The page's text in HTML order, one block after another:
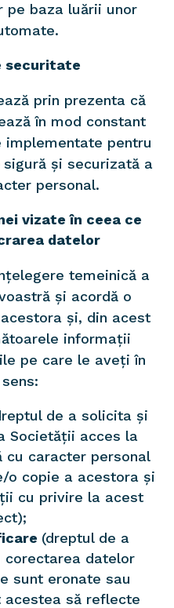
pe baza luării unor
securitate
prin prezenta că
în mod constant
pentru
și securizată a
personal.
vizate în ceea ce
datelor
temeinică a
și acordă o
și, din acest
informații
pe care le aveți în
de a solicita și
Societății acces la
cu caracter personal
o copie a acestora și
cu privire la acest
(dreptul de a
datelor
sunt eronate sau
acestea să reflecte